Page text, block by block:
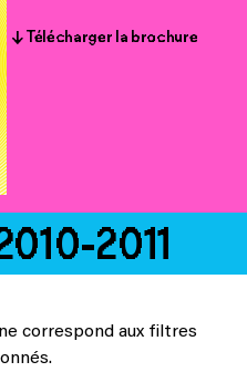
↓ Télécharger la brochure
2011
correspond aux filtres